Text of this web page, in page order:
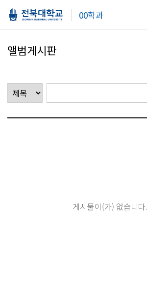
00학과
앨범게시판
게시물이(가) 없습니다.